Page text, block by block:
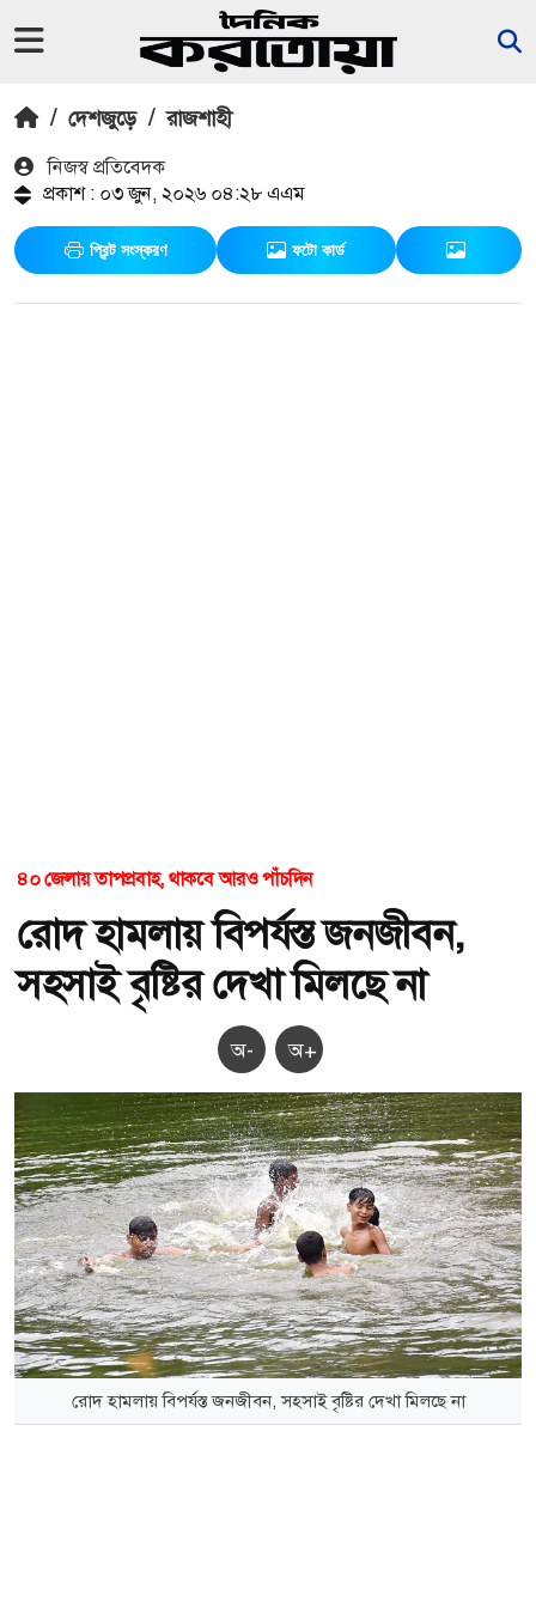
/ দেশজুড়ে / রাজশাহী
নিজস্ব প্রতিবেদক
প্রকাশ : ০৩ জুন, ২০২৬ ০৪:২৮ এএম
প্রিন্ট সংস্করণ ফটো কার্ড
৪০ জেলায় তাপপ্রবাহ, থাকবে আরও পাঁচদিন
রোদ হামলায় বিপর্যস্ত জনজীবন,
সহসাই বৃষ্টির দেখা মিলছে না
অ- অ+
রোদ হামলায় বিপর্যস্ত জনজীবন, সহসাই বৃষ্টির দেখা মিলছে না